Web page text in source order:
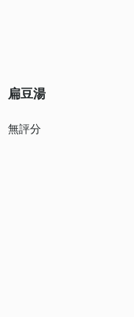
扁豆湯
無評分